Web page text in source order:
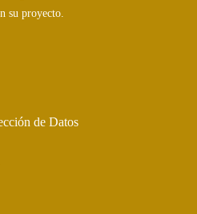
su proyecto.
de Datos